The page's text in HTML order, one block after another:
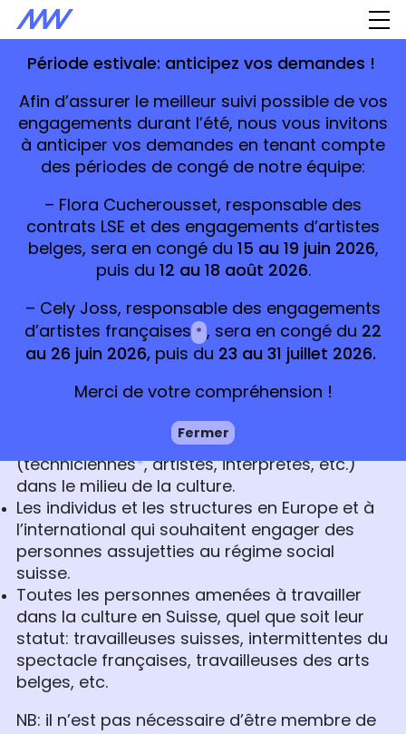
Présentation
Quoi ?
Meriweza simplifie les processus d’embauche
dans les milieux de la culture en Suisse.
Pour qui ?
Les structures productrices et organisatrices
qui engagent des personnes actives
(techniciennes*, artistes, interprètes, etc.)
dans le milieu de la culture.
Les individus et les structures en Europe et à
l’international qui souhaitent engager des
personnes assujetties au régime social
suisse.
Toutes les personnes amenées à travailler
dans la culture en Suisse, quel que soit leur
statut: travailleuses suisses, intermittentes du
spectacle françaises, travailleuses des arts
belges, etc.
NB: il n’est pas nécessaire d’être membre de
Période estivale: anticipez vos demandes !
Afin d’assurer le meilleur suivi possible de vos
engagements durant l’été, nous vous invitons
à anticiper vos demandes en tenant compte
des périodes de congé de notre équipe:
– Flora Cucherousset, responsable des
contrats LSE et des engagements d’artistes
belges, sera en congé du 15 au 19 juin 2026,
puis du 12 au 18 août 2026.
– Cely Joss, responsable des engagements
d’artistes françaises * , sera en congé du 22
au 26 juin 2026, puis du 23 au 31 juillet 2026.
Merci de votre compréhension !
Fermer